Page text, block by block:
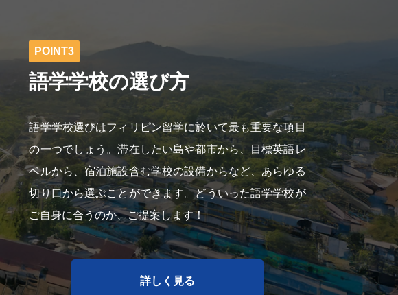
POINT3
語学学校の選び方
語学学校選びはフィリピン留学に於いて最も重要な項目
の一つでしょう。滞在したい島や都市から、目標英語レ
ベルから、宿泊施設含む学校の設備からなど、あらゆる
切り口から選ぶことができます。どういった語学学校が
ご自身に合うのか、ご提案します！
詳しく見る